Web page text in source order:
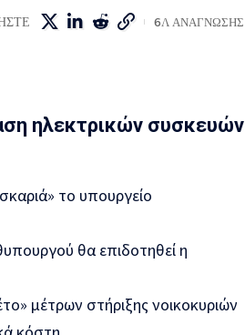
6Λ ΑΝΑΓΝΩΣΗΣ
ηλεκτρικών συσκευών
το υπουργείο
θα επιδοτηθεί η
μέτρων στήριξης νοικοκυριών